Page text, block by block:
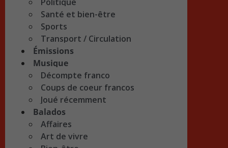
Santé et bien-être
Sports
Transport / Circulation
Émissions
Musique
Décompte franco
Coups de coeur francos
Joué récemment
Balados
Affaires
Art de vivre